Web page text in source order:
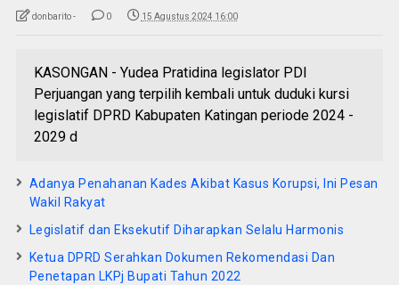
donbarito - 0 15 Agustus 2024 16:00
KASONGAN - Yudea Pratidina legislator PDI
Perjuangan yang terpilih kembali untuk duduki kursi
legislatif DPRD Kabupaten Katingan periode 2024 -
2029 d
Adanya Penahanan Kades Akibat Kasus Korupsi, Ini Pesan
Wakil Rakyat
Legislatif dan Eksekutif Diharapkan Selalu Harmonis
Ketua DPRD Serahkan Dokumen Rekomendasi Dan
Penetapan LKPj Bupati Tahun 2022